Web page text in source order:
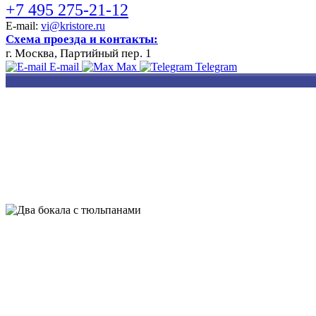
+7 495 275-21-12
E-mail: vi@kristore.ru
Схема проезда и контакты:
г. Москва, Партийный пер. 1
E-mail Max Telegram